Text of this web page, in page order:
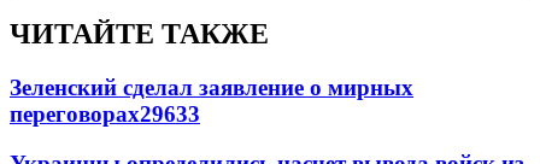
ЧИТАЙТЕ ТАКЖЕ
Зеленский сделал заявление о мирных
переговорах29633